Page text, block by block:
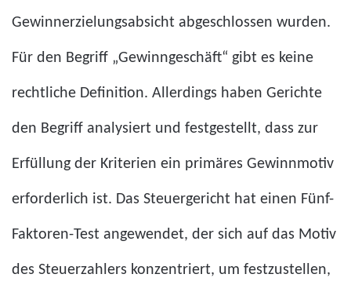
Gewinnerzielungsabsicht abgeschlossen wurden.
Für den Begriff „Gewinngeschäft“ gibt es keine
rechtliche Definition. Allerdings haben Gerichte
den Begriff analysiert und festgestellt, dass zur
Erfüllung der Kriterien ein primäres Gewinnmotiv
erforderlich ist. Das Steuergericht hat einen Fünf-
Faktoren-Test angewendet, der sich auf das Motiv
des Steuerzahlers konzentriert, um festzustellen,